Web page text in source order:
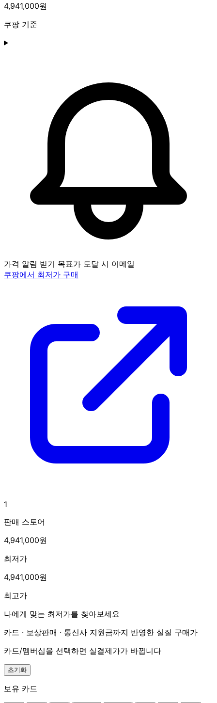
4,941,000원
쿠팡 기준
가격 알림 받기 목표가 도달 시 이메일
쿠팡에서 최저가 구매
1
판매 스토어
4,941,000원
최저가
4,941,000원
최고가
나에게 맞는 최저가를 찾아보세요
카드 · 보상판매 · 통신사 지원금까지 반영한 실질 구매가
카드/멤버십을 선택하면 실결제가가 바뀝니다
초기화
보유 카드